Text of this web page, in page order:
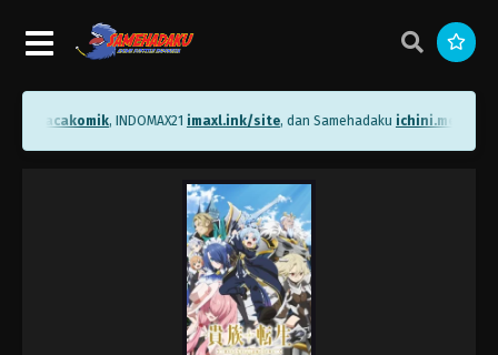
bacakomik, INDOMAX21imaxl.ink/site, dan Samehadakuichini.me/